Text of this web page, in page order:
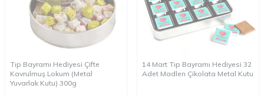
Tıp Bayramı Hediyesi Çifte
Kavrulmuş Lokum (Metal
Yuvarlak Kutu) 300g
14 Mart Tıp Bayramı Hediyesi 32
Adet Madlen Çikolata Metal Kutu